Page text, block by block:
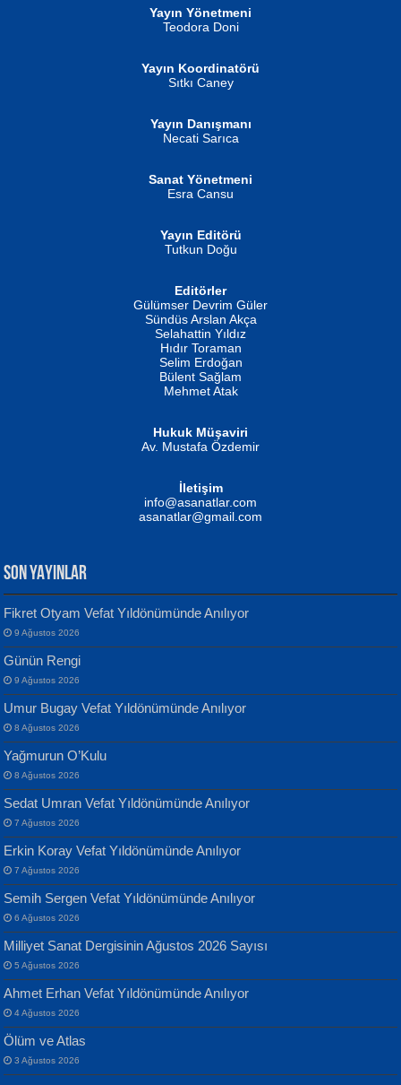
İSMAİL OKUTAN
Erkeklerin Kahrolması Ne Demektir
MUSTAFA KELOĞLU
Yarına İz Bırakmak...
ATİLLA ÖZEN
Sultan Olmadan Önce Eyüp...
EKREM KARABABA
Evvel Zaman Tanrıçası...
Yılmaz Ekinci
Geceye Söylenen...
Banu Sancak
Defterimden İçeri...
İsmail Aydos
İnkisar...
Yayın Yönetmeni
Teodora Doni
Yayın Koordinatörü
Sıtkı Caney
Yayın Danışmanı
Necati Sarıca
Sanat Yönetmeni
Esra Cansu
Yayın Editörü
Tutkun Doğu
Editörler
Gülümser Devrim Güler
Sündüs Arslan Akça
Selahattin Yıldız
Hıdır Toraman
Selim Erdoğan
Bülent Sağlam
Mehmet Atak
Hukuk Müşaviri
Av. Mustafa Özdemir
İletişim
info@asanatlar.com
asanatlar@gmail.com
SON YAYINLAR
Fikret Otyam Vefat Yıldönümünde Anılıyor
9 Ağustos 2026
Günün Rengi
9 Ağustos 2026
Umur Bugay Vefat Yıldönümünde Anılıyor
8 Ağustos 2026
Yağmurun O’Kulu
8 Ağustos 2026
Sedat Umran Vefat Yıldönümünde Anılıyor
7 Ağustos 2026
Erkin Koray Vefat Yıldönümünde Anılıyor
7 Ağustos 2026
Semih Sergen Vefat Yıldönümünde Anılıyor
6 Ağustos 2026
Milliyet Sanat Dergisinin Ağustos 2026 Sayısı
5 Ağustos 2026
Ahmet Erhan Vefat Yıldönümünde Anılıyor
4 Ağustos 2026
Ölüm ve Atlas
3 Ağustos 2026